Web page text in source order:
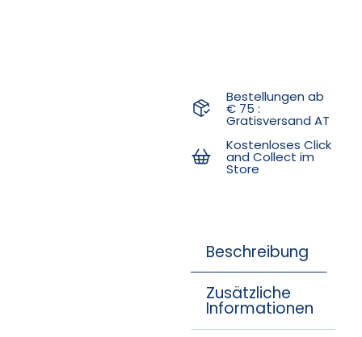
Bestellungen ab
€ 75 :
Gratisversand AT
Kostenloses Click
and Collect im
Store
Beschreibung
Zusätzliche
Informationen